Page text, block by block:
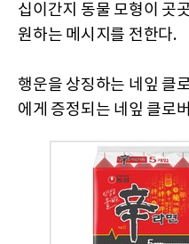
십이간지 동물 모형이 곳
원하는 메시지를 전한다.
행운을 상징하는 네잎 클
에게 증정되는 네잎 클로